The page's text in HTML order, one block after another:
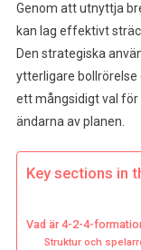
Genom att utnyttja
kan lag effektivt
Den strategiska
ytterligare bollrörelse
ett mångsidigt val
ändarna av planen.
Key sections in
Vad är 4-2-4-
Struktur och